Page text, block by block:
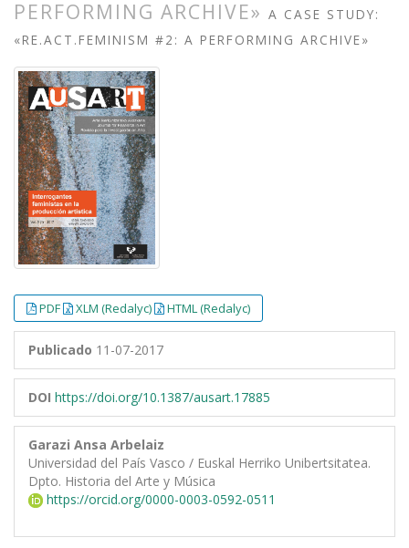
PERFORMING ARCHIVE» A CASE STUDY:
«RE.ACT.FEMINISM #2: A PERFORMING ARCHIVE»
PDF XLM (Redalyc) HTML (Redalyc)
Publicado 11-07-2017
DOI https://doi.org/10.1387/ausart.17885
Garazi Ansa Arbelaiz
Universidad del País Vasco / Euskal Herriko Unibertsitatea.
Dpto. Historia del Arte y Música
https://orcid.org/0000-0003-0592-0511